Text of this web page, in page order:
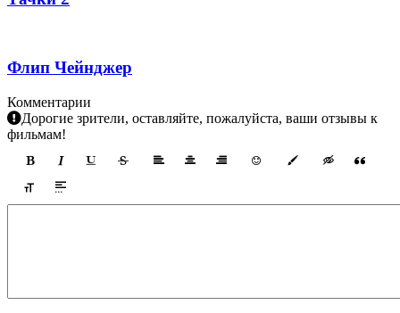
Флип Чейнджер
Комментарии
Дорогие зрители, оставляйте, пожалуйста, ваши отзывы к
фильмам!